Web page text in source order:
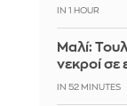
IN 1 HOUR
Μαλί:
νεκροί σε
IN 52 MINUTES